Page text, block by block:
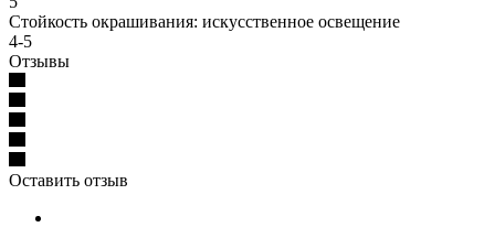
Стойкость окрашивания: искусственное освещение
4-5
Отзывы
Оставить отзыв